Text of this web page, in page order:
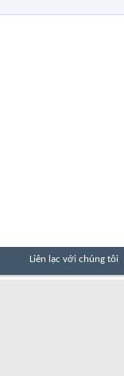
Liên lạc với chúng tôi